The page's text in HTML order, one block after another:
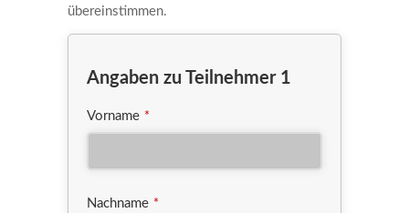
übereinstimmen.
Angaben zu Teilnehmer 1
Vorname *
Nachname *